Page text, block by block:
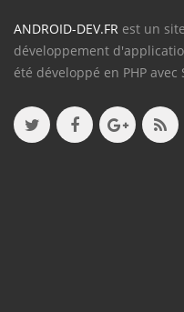
ANDROID-DEV.FR est un
développement
été développé en PHP avec